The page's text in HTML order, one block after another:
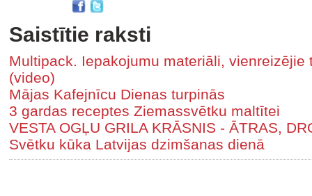
Saistītie raksti
Multipack. Iepakojumu materiāli,
(video)
Mājas Kafejnīcu Dienas turpinās
3 gardas receptes Ziemassvētku maltītei
VESTA OGĻU GRILA KRĀSNIS - ĀTRAS,
Svētku kūka Latvijas dzimšanas dienā